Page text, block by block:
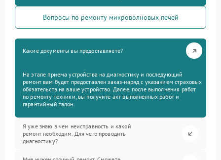
Вопросы по ремонту микроволновых печей
Какие документы вы предоставляете?
На этапе приема устройства на диагностику и последующий
ремонт вам будет предоставлен заказ-наряд с указанием страховых
обязательств на ваше устройство. Далее, после выполнения работ
по ремонту техники, вы получите акт выполненных работ и
гарантийный талон.
Я уже знаю в чем неисправность и какой
ремонт необходим. Для чего проводить
диагностику?